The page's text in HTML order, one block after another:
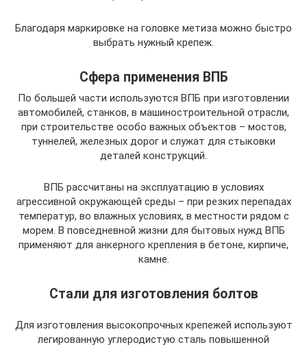
Благодаря маркировке на головке метиза можно быстро
выбрать нужный крепеж.
Сфера применения ВПБ
По большей части используются ВПБ при изготовлении
автомобилей, станков, в машиностроительной отрасли,
при строительстве особо важных объектов – мостов,
туннелей, железных дорог и служат для стыковки
деталей конструкций.
ВПБ рассчитаны на эксплуатацию в условиях
агрессивной окружающей среды – при резких перепадах
температур, во влажных условиях, в местности рядом с
морем. В повседневной жизни для бытовых нужд ВПБ
применяют для анкерного крепления в бетоне, кирпиче,
камне.
Стали для изготовления болтов
Для изготовления высокопрочных крепежей используют
легированную углеродистую сталь повышенной